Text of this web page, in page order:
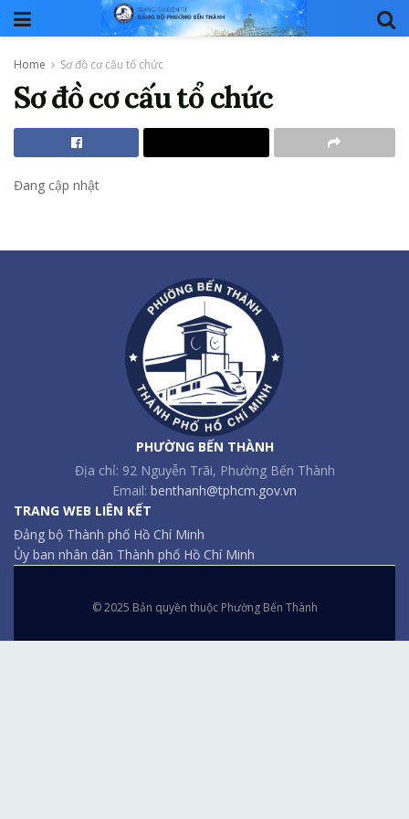
Home Sơ đồ cơ cấu tổ chức
Sơ đồ cơ cấu tổ chức
Đang cập nhật
PHƯỜNG BẾN THÀNH
Địa chỉ: 92 Nguyễn Trãi, Phường Bến Thành
Email: benthanh@tphcm.gov.vn
TRANG WEB LIÊN KẾT
Đảng bộ Thành phố Hồ Chí Minh
Ủy ban nhân dân Thành phố Hồ Chí Minh
© 2025 Bản quyền thuộc Phường Bến Thành